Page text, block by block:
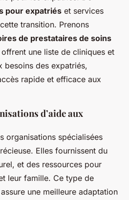
pour expatriés et services
transition. Prenons
de prestataires de soins
une liste de cliniques et
besoins des expatriés,
rapide et efficace aux
d’aide aux
organisations spécialisées
Elles fournissent du
et des ressources pour
leur famille. Ce type de
assure une meilleure adaptation